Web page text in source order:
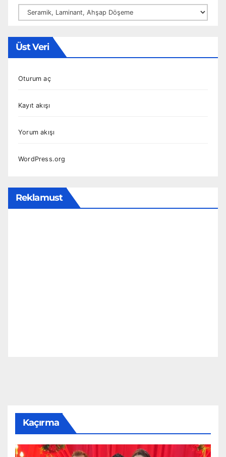
Kategoriler
Üst Veri
Oturum aç
Kayıt akışı
Yorum akışı
WordPress.org
Reklamust
Kaçırma